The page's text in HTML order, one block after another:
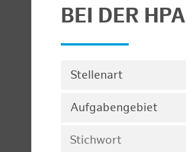
BEI DER HPA
Stellenart
Aufgabengebiet